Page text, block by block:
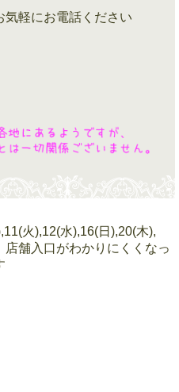
気軽にお電話ください
火),12(水),16(日),20(木),
舗入口がわかりにくくなっ